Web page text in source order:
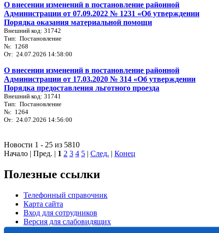
О внесении изменений в постановление районной
Администрации от 07.09.2022 № 1231 «Об утверждении
Порядка оказания материальной помощи
Внешний код: 31742
Тип: Постановление
№: 1268
От: 24.07.2026 14:58:00
О внесении изменений в постановление районной
Администрации от 17.03.2020 № 314 «Об утверждении
Порядка предоставления льготного проезда
Внешний код: 31741
Тип: Постановление
№: 1264
От: 24.07.2026 14:56:00
Новости 1 - 25 из 5810
Начало | Пред. | 1 2 3 4 5 | След. | Конец
Полезные ссылки
Телефонный справочник
Карта сайта
Вход для сотрудников
Версия для слабовидящих